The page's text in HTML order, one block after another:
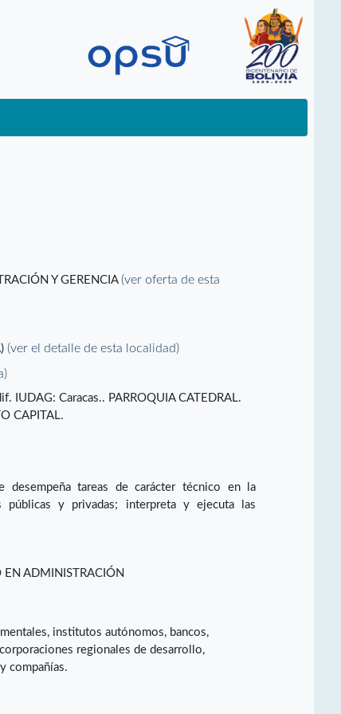
Y GERENCIA(ver oferta de esta
(ver el detalle de esta localidad)
IUDAG: Caracas.. PARROQUIA CATEDRAL.
CAPITAL.
desempeña tareas de carácter técnico en la
públicas y privadas; interpreta y ejecuta las
EN ADMINISTRACIÓN
institutos autónomos, bancos,
regionales de desarrollo,
compañías.